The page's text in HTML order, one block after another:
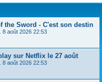
r
the Sword - C'est son destin
8 août 2026 22:53
sur Netflix le 27 août
8 août 2026 22:53